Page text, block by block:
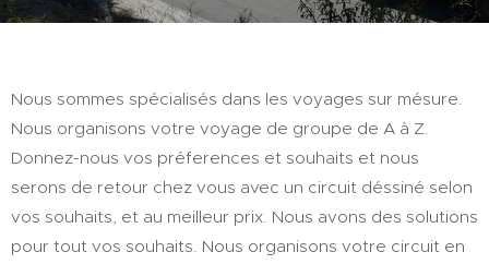
Nous sommes spécialisés dans les voyages sur mésure.
Nous organisons votre voyage de groupe de A à Z.
Donnez-nous vos préferences et souhaits et nous
serons de retour chez vous avec un circuit déssiné selon
vos souhaits, et au meilleur prix. Nous avons des solutions
pour tout vos souhaits. Nous organisons votre circuit en